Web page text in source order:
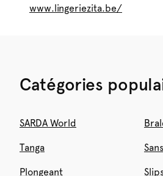
www.lingeriezita.be/
Catégories
SARDA World
Tanga
Plongeant